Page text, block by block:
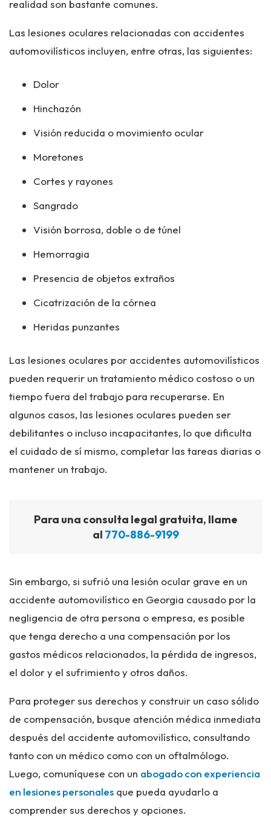
realidad son bastante comunes.
Las lesiones oculares relacionadas con accidentes
automovilísticos incluyen, entre otras, las siguientes:
Dolor
Hinchazón
Visión reducida o movimiento ocular
Moretones
Cortes y rayones
Sangrado
Visión borrosa, doble o de túnel
Hemorragia
Presencia de objetos extraños
Cicatrización de la córnea
Heridas punzantes
Las lesiones oculares por accidentes automovilísticos
pueden requerir un tratamiento médico costoso o un
tiempo fuera del trabajo para recuperarse. En
algunos casos, las lesiones oculares pueden ser
debilitantes o incluso incapacitantes, lo que dificulta
el cuidado de sí mismo, completar las tareas diarias o
mantener un trabajo.
Para una consulta legal gratuita, llame
al 770-886-9199
Sin embargo, si sufrió una lesión ocular grave en un
accidente automovilístico en Georgia causado por la
negligencia de otra persona o empresa, es posible
que tenga derecho a una compensación por los
gastos médicos relacionados, la pérdida de ingresos,
el dolor y el sufrimiento y otros daños.
Para proteger sus derechos y construir un caso sólido
de compensación, busque atención médica inmediata
después del accidente automovilístico, consultando
tanto con un médico como con un oftalmólogo.
Luego, comuníquese con un abogado con experiencia
en lesiones personales que pueda ayudarlo a
comprender sus derechos y opciones.